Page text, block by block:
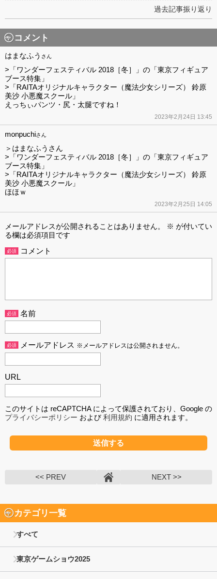
過去記事振り返り
コメント
はまなふう さん
>「ワンダーフェスティバル 2018［冬］」の「東京フィギュア
ブース特集」
>「RAITAオリジナルキャラクター（魔法少女シリーズ） 鈴原
美沙 小悪魔スクール」
えっちぃパンツ・尻・太腿ですね！
2023年2月24日 13:45
monpuchiさん
＞はまなふうさん
>「ワンダーフェスティバル 2018［冬］」の「東京フィギュア
ブース特集」
>「RAITAオリジナルキャラクター（魔法少女シリーズ） 鈴原
美沙 小悪魔スクール」
ほほｗ
2023年2月25日 14:05
メールアドレスが公開されることはありません。 ※ が付いてい
る欄は必須項目です
必須 コメント
必須 名前
必須 メールアドレス ※メールアドレスは公開されません。
URL
このサイトは reCAPTCHA によって保護されており、Google の
プライバシーポリシー および利用規約 に適用されます。
<< PREV NEXT >>
カテゴリ一覧
すべて
東京ゲームショウ2025